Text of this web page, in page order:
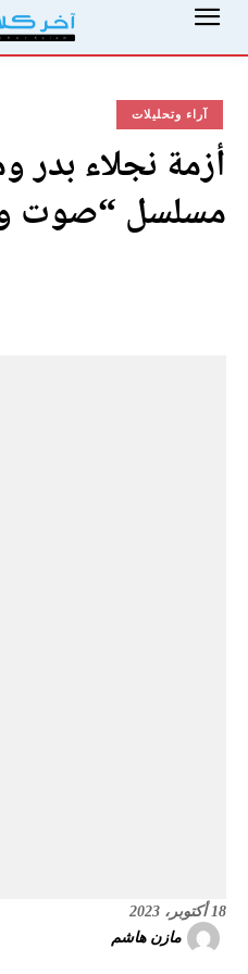
آراء وتحليلات
أزمة نجلاء بدر
مسلسل “صوت
18 أكتوبر، 2023
مازن هاشم